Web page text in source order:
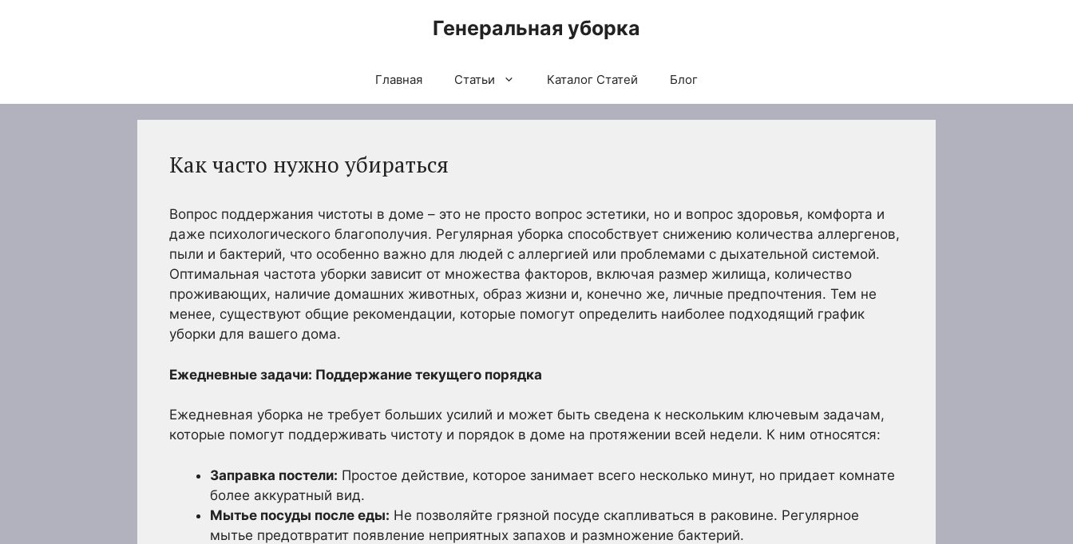
Генеральная уборка
Главная Статьи Каталог Статей Блог
Как часто нужно убираться
Вопрос поддержания чистоты в доме – это не просто вопрос эстетики, но и вопрос здоровья, комфорта и
даже психологического благополучия. Регулярная уборка способствует снижению количества аллергенов,
пыли и бактерий, что особенно важно для людей с аллергией или проблемами с дыхательной системой.
Оптимальная частота уборки зависит от множества факторов, включая размер жилища, количество
проживающих, наличие домашних животных, образ жизни и, конечно же, личные предпочтения. Тем не
менее, существуют общие рекомендации, которые помогут определить наиболее подходящий график
уборки для вашего дома.
Ежедневные задачи: Поддержание текущего порядка
Ежедневная уборка не требует больших усилий и может быть сведена к нескольким ключевым задачам,
которые помогут поддерживать чистоту и порядок в доме на протяжении всей недели. К ним относятся:
Заправка постели: Простое действие, которое занимает всего несколько минут, но придает комнате
более аккуратный вид.
Мытье посуды после еды: Не позволяйте грязной посуде скапливаться в раковине. Регулярное
мытье предотвратит появление неприятных запахов и размножение бактерий.